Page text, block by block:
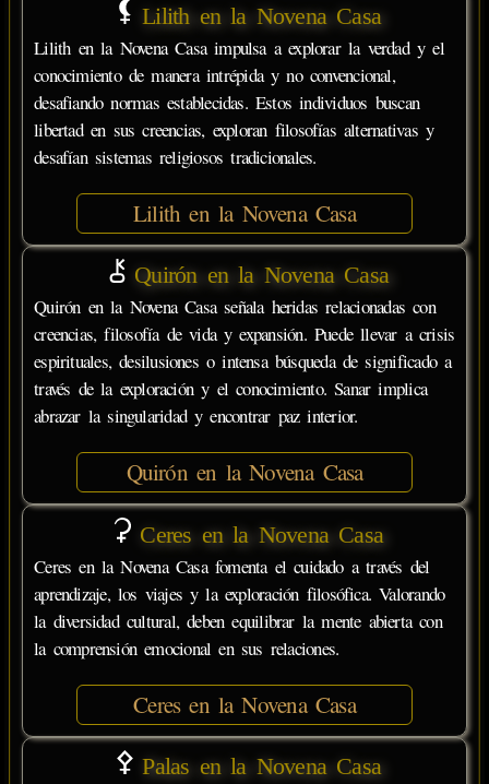
Lilith en la Novena Casa
Lilith en la Novena Casa impulsa a explorar la verdad y el
conocimiento de manera intrépida y no convencional,
desafiando normas establecidas. Estos individuos buscan
libertad en sus creencias, exploran filosofías alternativas y
desafían sistemas religiosos tradicionales.
Lilith en la Novena Casa
Quirón en la Novena Casa
Quirón en la Novena Casa señala heridas relacionadas con
creencias, filosofía de vida y expansión. Puede llevar a crisis
espirituales, desilusiones o intensa búsqueda de significado a
través de la exploración y el conocimiento. Sanar implica
abrazar la singularidad y encontrar paz interior.
Quirón en la Novena Casa
Ceres en la Novena Casa
Ceres en la Novena Casa fomenta el cuidado a través del
aprendizaje, los viajes y la exploración filosófica. Valorando
la diversidad cultural, deben equilibrar la mente abierta con
la comprensión emocional en sus relaciones.
Ceres en la Novena Casa
Palas en la Novena Casa